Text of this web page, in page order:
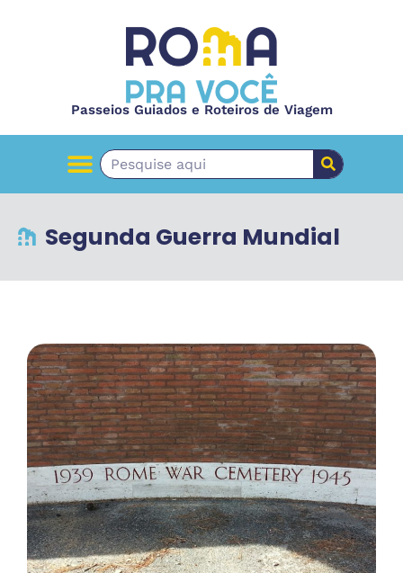
Passeios Guiados e Roteiros de Viagem
Segunda Guerra Mundial